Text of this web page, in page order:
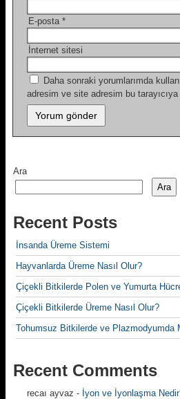
E-posta *
İnternet sitesi
Daha sonraki yorumlarımda
adresim ve site adresim bu
Ara
Ara
Recent Posts
İnsanda Üreme Sistemi
Hayvanlarda Üreme Nasıl Olur?
Çiçekli Bitkilerde Polen ve Yumurta
Çiçekli Bitkilerde Üreme Nasıl Olur?
Tohumsuz Bitkilerde ve Plazmodyumda
Recent Comments
recaı ayvaz - İyon ve İyonlaşma